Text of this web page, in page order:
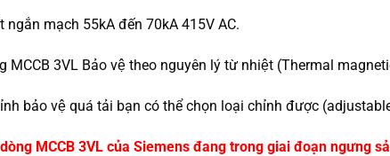
ngắn mạch 55kA đến 70kA 415V AC.
MCCB 3VL Bảo vệ theo nguyên lý từ nhiệt (Thermal
bảo vệ quá tải bạn có thể chọn loại chỉnh được
MCCB 3VL của Siemens đang trong giai đoạn ngưng